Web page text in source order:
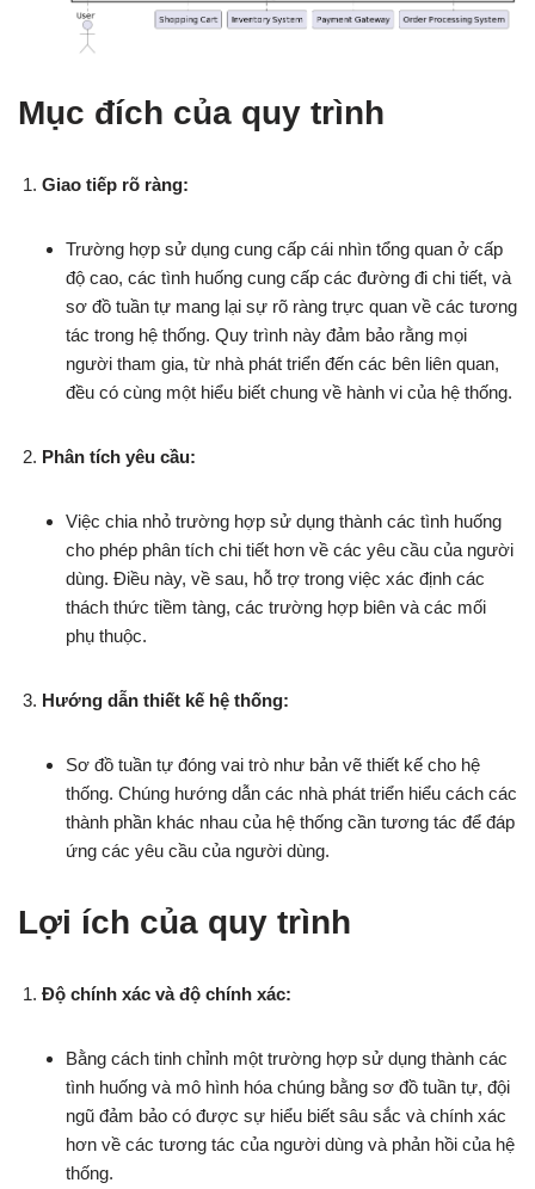
Mục đích của quy trình
Giao tiếp rõ ràng:
Trường hợp sử dụng cung cấp cái nhìn tổng quan ở cấp
độ cao, các tình huống cung cấp các đường đi chi tiết, và
sơ đồ tuần tự mang lại sự rõ ràng trực quan về các tương
tác trong hệ thống. Quy trình này đảm bảo rằng mọi
người tham gia, từ nhà phát triển đến các bên liên quan,
đều có cùng một hiểu biết chung về hành vi của hệ thống.
Phân tích yêu cầu:
Việc chia nhỏ trường hợp sử dụng thành các tình huống
cho phép phân tích chi tiết hơn về các yêu cầu của người
dùng. Điều này, về sau, hỗ trợ trong việc xác định các
thách thức tiềm tàng, các trường hợp biên và các mối
phụ thuộc.
Hướng dẫn thiết kế hệ thống:
Sơ đồ tuần tự đóng vai trò như bản vẽ thiết kế cho hệ
thống. Chúng hướng dẫn các nhà phát triển hiểu cách các
thành phần khác nhau của hệ thống cần tương tác để đáp
ứng các yêu cầu của người dùng.
Lợi ích của quy trình
Độ chính xác và độ chính xác:
Bằng cách tinh chỉnh một trường hợp sử dụng thành các
tình huống và mô hình hóa chúng bằng sơ đồ tuần tự, đội
ngũ đảm bảo có được sự hiểu biết sâu sắc và chính xác
hơn về các tương tác của người dùng và phản hồi của hệ
thống.